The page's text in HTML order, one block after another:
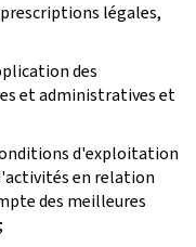
légales,
des
et administratives et
d'exploitation
en relation
des meilleures